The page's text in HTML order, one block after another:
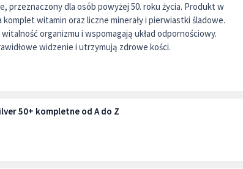
przeznaczony dla osób powyżej 50. roku życia. Produkt w
komplet witamin oraz liczne minerały i pierwiastki śladowe.
organizmu i wspomagają układ odpornościowy.
widzenie i utrzymują zdrowe kości.
50+ kompletne od A do Z